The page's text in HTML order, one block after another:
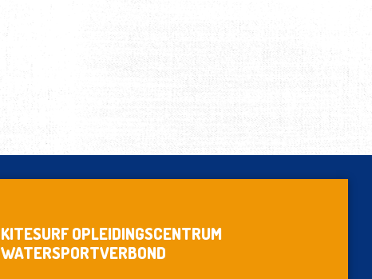
KITESURF OPLEIDINGSCENTRUM
WATERSPORTVERBOND